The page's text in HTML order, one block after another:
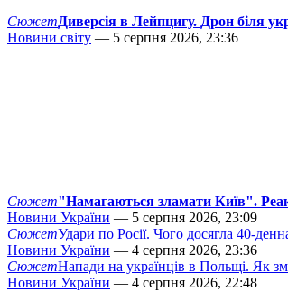
СюжетДиверсія в Лейпцигу. Дрон біля
Новини світу — 5 серпня 2026, 23:36
Сюжет"Намагаються зламати Київ".
Новини України — 5 серпня 2026, 23:09
СюжетУдари по Росії. Чого досягла 40-
Новини України — 4 серпня 2026, 23:36
СюжетНапади на українців в Польщі. Як
Новини України — 4 серпня 2026, 22:48